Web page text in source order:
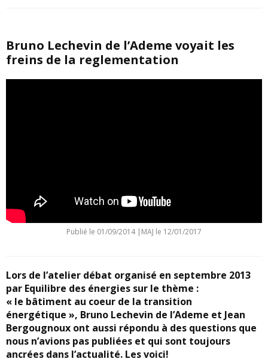
Bruno Lechevin de l’Ademe voyait les
freins de la reglementation
Publié le 01/09/2014| MAJ le 12/01/2017
Lors de l’atelier débat organisé en septembre 2013
par Equilibre des énergies sur le thème :
« le bâtiment au coeur de la transition
énergétique », Bruno Lechevin de l’Ademe et Jean
Bergougnoux ont aussi répondu à des questions que
nous n’avions pas publiées et qui sont toujours
ancrées dans l’actualité. Les voici!